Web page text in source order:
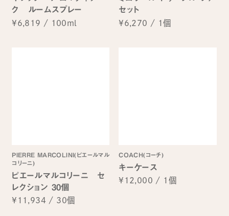
ク ルームスプレー
¥6,819 / 100ml
セット
¥6,270 / 1個
PIERRE MARCOLINI(ピエールマル
コリーニ)
ピエールマルコリーニ セ
レクション 30個
¥11,934 / 30個
COACH(コーチ)
キーケース
¥12,000 / 1個